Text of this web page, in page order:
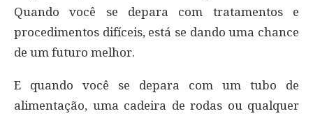
Quando você se depara com tratamentos e
procedimentos difíceis, está se dando uma chance
de um futuro melhor.
E quando você se depara com um tubo de
alimentação, uma cadeira de rodas ou qualquer